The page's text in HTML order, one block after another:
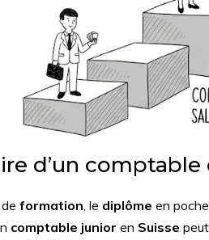
d’un
formation, le diplôme en
comptable junior en Suisse